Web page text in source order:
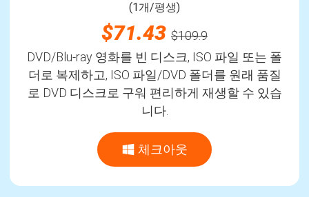
(1개/평생)
$71.43 $109.9
DVD/Blu-ray 영화를 빈 디스크, ISO 파일 또는 폴
더로 복제하고, ISO 파일/DVD 폴더를 원래 품질
로 DVD 디스크로 구워 편리하게 재생할 수 있습
니다.
체크아웃